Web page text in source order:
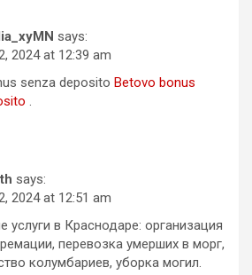
says:
2024 at 12:39 am
senza deposito Betovo bonus
.
says:
2024 at 12:51 am
услуги в Краснодаре: организация
перевозка умерших в морг,
колумбариев, уборка могил.